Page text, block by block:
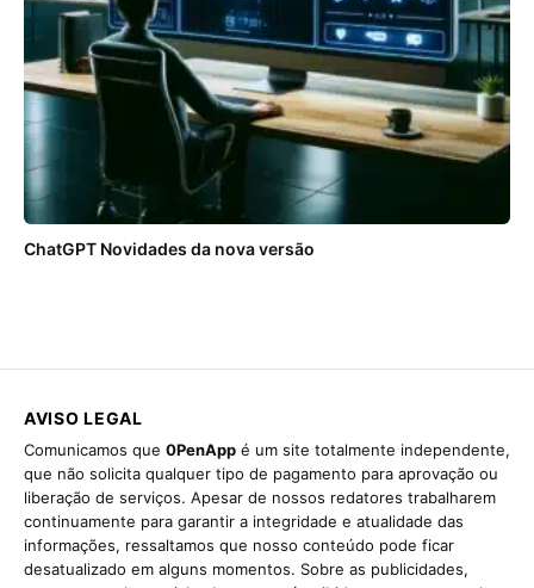
ChatGPT Novidades da nova versão
AVISO LEGAL
Comunicamos que 0PenApp é um site totalmente independente,
que não solicita qualquer tipo de pagamento para aprovação ou
liberação de serviços. Apesar de nossos redatores trabalharem
continuamente para garantir a integridade e atualidade das
informações, ressaltamos que nosso conteúdo pode ficar
desatualizado em alguns momentos. Sobre as publicidades,